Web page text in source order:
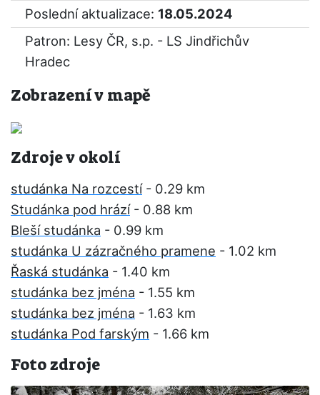
Poslední aktualizace: 18.05.2024
Patron: Lesy ČR, s.p. - LS Jindřichův
Hradec
Zobrazení v mapě
Zdroje v okolí
studánka Na rozcestí- 0.29 km
Studánka pod hrází- 0.88 km
Bleší studánka - 0.99 km
studánka U zázračného pramene - 1.02 km
Řaská studánka - 1.40 km
studánka bez jména - 1.55 km
studánka bez jména - 1.63 km
studánka Pod farským - 1.66 km
Foto zdroje